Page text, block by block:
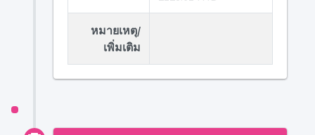
หมายเหตุ/
เพิ่มเติม